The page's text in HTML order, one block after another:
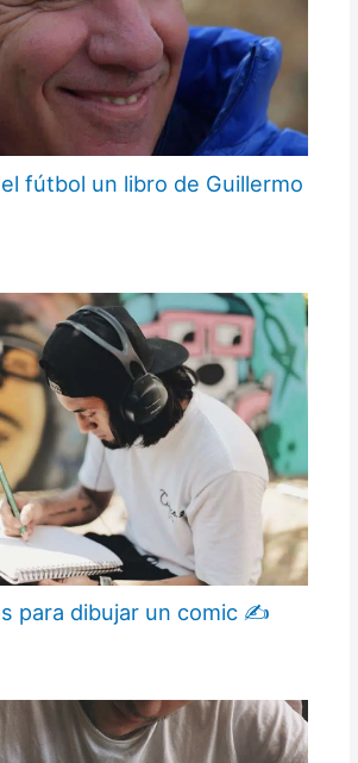
fútbol un libro de Guillermo
para dibujar un comic ✍